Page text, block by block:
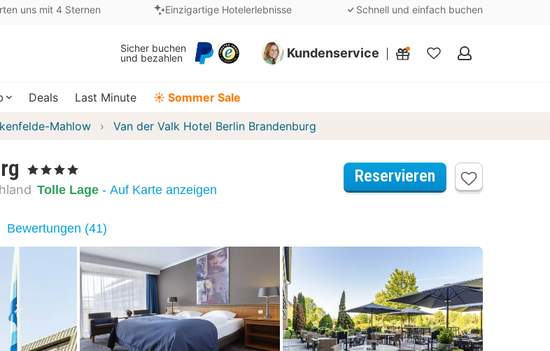
uns mit 4 Sternen Einzigartige Hotelerlebnisse Schnell und einfach buchen
Sicher buchen
und bezahlen
Kundenservice
Meine
Deals Last Minute ☀️ Sommer Sale
Mahlow Van der Valk Hotel Berlin Brandenburg
, 4 Sterne
Tolle Lage - Auf Karte anzeigen
Reservieren
Bewertungen (41)